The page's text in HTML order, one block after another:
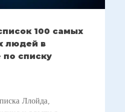
100 самых
людей в
по списку
Ллойда,